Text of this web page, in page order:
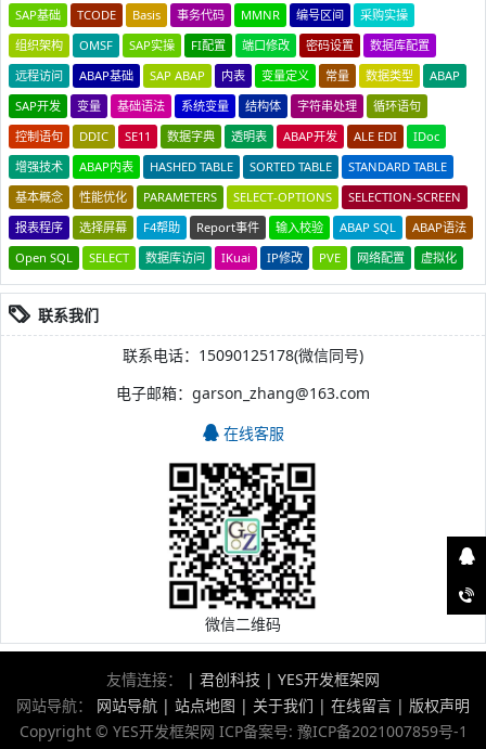
SAP基础
TCODE Basis 事务代码 MMNR 编号区间
采购实操
组织架构
OMSF SAP实操 FI配置 端口修改 密码设置
数据库配置
远程访问
ABAP基础 SAP ABAP 内表 变量定义 常量 数据类型
ABAP
SAP开发
变量 基础语法 系统变量 结构体 字符串处理
循环语句
控制语句
DDIC SE11 数据字典 透明表 ABAP开发 ALE EDI
IDoc
增强技术
ABAP内表 HASHED TABLE SORTED TABLE
STANDARD TABLE
基本概念
性能优化 PARAMETERS SELECT-OPTIONS
SELECTION-SCREEN
报表程序
选择屏幕 F4帮助 Report事件 输入校验 ABAP SQL
ABAP语法
Open SQL
SELECT 数据库访问 IKuai IP修改 PVE 网络配置 虚拟化
联系我们
联系电话：15090125178(微信同号)
电子邮箱：garson_zhang@163.com
在线客服
微信二维码
友情连接： | 君创科技 | YES开发框架网
网站导航： 网站导航 | 站点地图 | 关于我们 | 在线留言 | 版权声明
Copyright © YES开发框架网 ICP备案号: 豫ICP备2021007859号-1